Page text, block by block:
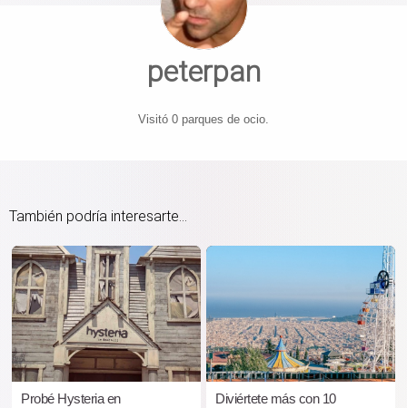
peterpan
Visitó 0 parques de ocio.
También podría interesarte...
Probé Hysteria en
Diviértete más con 10